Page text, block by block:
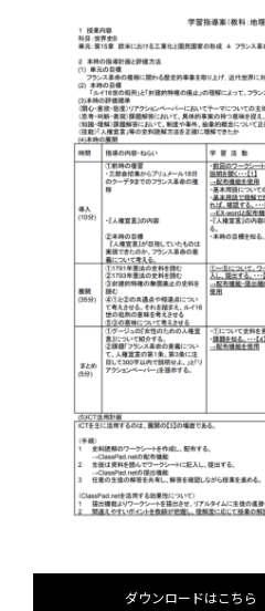
ダウンロードはこちら